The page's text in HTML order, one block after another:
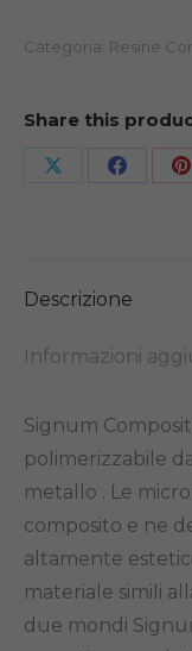
Categoria: Resine
Share this
Share
Share
Descrizione
Informazioni
Signum
polimerizzabile
metallo . Le
composito e ne
altamente
materiale simili
due mondi